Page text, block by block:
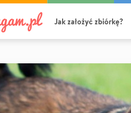
Jak założyć zbiórkę?